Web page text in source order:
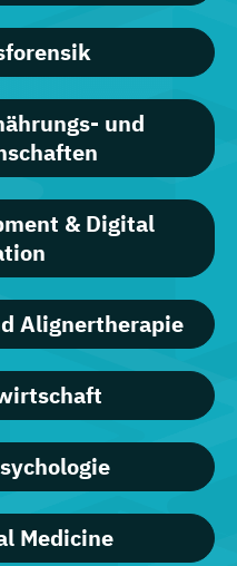
und
& Digital
Alignertherapie
Medicine